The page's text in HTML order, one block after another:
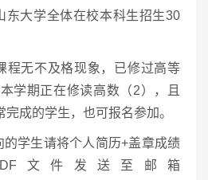
东大学全体在校本科生招生30
程无不及格现象，已修过高等
学期正在修读高数（2），且
成的学生，也可报名参加。
的学生请将个人简历+盖章成绩
文件发送至邮箱